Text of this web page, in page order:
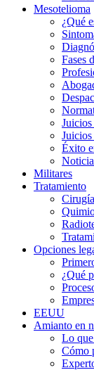
Mesotelioma
¿Qué
Fases
Juicios
Éxito
Militares
Tratamiento
Cirugía
Opciones
¿Qué
EEUU
Amianto en
Lo
Cómo